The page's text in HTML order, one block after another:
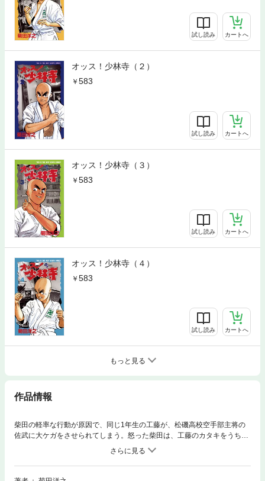
試し読み カートへ
オッス！少林寺（２）
583
試し読み カートへ
オッス！少林寺（３）
583
試し読み カートへ
オッス！少林寺（４）
583
試し読み カートへ
もっと見る
作品情報
柴田の軽率な行動が原因で、同じ1年生の工藤が、松磯高校空手部主将の
佐武に大ケガをさせられてしまう。怒った柴田は、工藤のカタキをうち佐
武と決着をつけるため、無謀にも格闘界の猛者が集まる「空手全日本虎大